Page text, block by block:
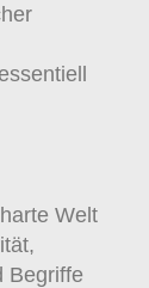
Welt
Begriffe